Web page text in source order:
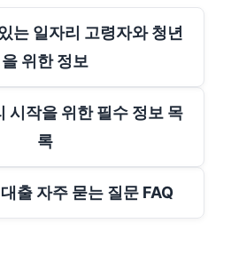
는 일자리 고령자와 청년
을 위한 정보
시작을 위한 필수 정보 목
록
출 자주 묻는 질문 FAQ